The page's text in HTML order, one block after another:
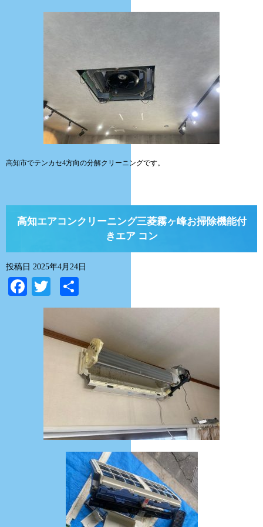
高知市でテンカセ4方向の分解クリーニングです。
高知エアコンクリーニング三菱霧ヶ峰お掃除機能付
きエア コン
投稿日 2025年4月24日
Facebook
Twitter
有